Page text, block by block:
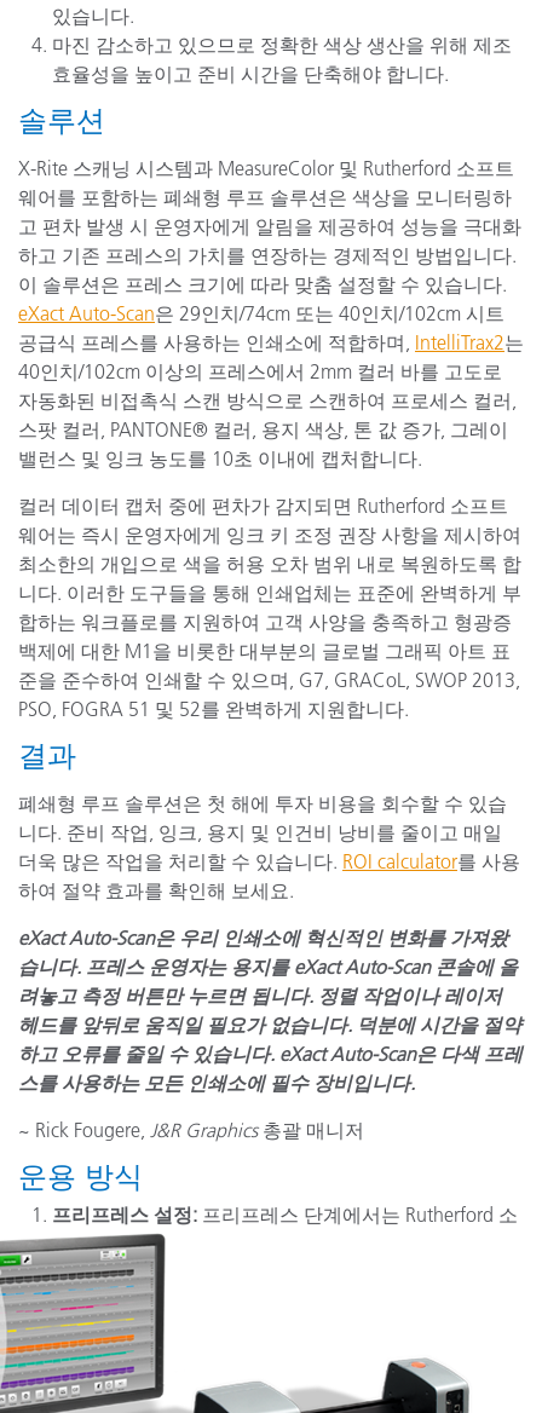
있습니다.
마진 감소하고 있으므로 정확한 색상 생산을 위해 제조
효율성을 높이고 준비 시간을 단축해야 합니다.
솔루션
X-Rite 스캐닝 시스템과 MeasureColor 및 Rutherford 소프트
웨어를 포함하는 폐쇄형 루프 솔루션은 색상을 모니터링하
고 편차 발생 시 운영자에게 알림을 제공하여 성능을 극대화
하고 기존 프레스의 가치를 연장하는 경제적인 방법입니다.
이 솔루션은 프레스 크기에 따라 맞춤 설정할 수 있습니다.
eXact Auto-Scan은 29인치/74cm 또는 40인치/102cm 시트
공급식 프레스를 사용하는 인쇄소에 적합하며, IntelliTrax2는
40인치/102cm 이상의 프레스에서 2mm 컬러 바를 고도로
자동화된 비접촉식 스캔 방식으로 스캔하여 프로세스 컬러,
스팟 컬러, PANTONE® 컬러, 용지 색상, 톤 값 증가, 그레이
밸런스 및 잉크 농도를 10초 이내에 캡처합니다.
컬러 데이터 캡처 중에 편차가 감지되면 Rutherford 소프트
웨어는 즉시 운영자에게 잉크 키 조정 권장 사항을 제시하여
최소한의 개입으로 색을 허용 오차 범위 내로 복원하도록 합
니다. 이러한 도구들을 통해 인쇄업체는 표준에 완벽하게 부
합하는 워크플로를 지원하여 고객 사양을 충족하고 형광증
백제에 대한 M1을 비롯한 대부분의 글로벌 그래픽 아트 표
준을 준수하여 인쇄할 수 있으며, G7, GRACoL, SWOP 2013,
PSO, FOGRA 51 및 52를 완벽하게 지원합니다.
결과
폐쇄형 루프 솔루션은 첫 해에 투자 비용을 회수할 수 있습
니다. 준비 작업, 잉크, 용지 및 인건비 낭비를 줄이고 매일
더욱 많은 작업을 처리할 수 있습니다. ROI calculator를 사용
하여 절약 효과를 확인해 보세요.
eXact Auto-Scan은 우리 인쇄소에 혁신적인 변화를 가져왔
습니다. 프레스 운영자는 용지를 eXact Auto-Scan 콘솔에 올
려놓고 측정 버튼만 누르면 됩니다. 정렬 작업이나 레이저
헤드를 앞뒤로 움직일 필요가 없습니다. 덕분에 시간을 절약
하고 오류를 줄일 수 있습니다. eXact Auto-Scan은 다색 프레
스를 사용하는 모든 인쇄소에 필수 장비입니다.
~ Rick Fougere, J&R Graphics총괄 매니저
운용 방식
프리프레스 설정: 프리프레스 단계에서는 Rutherford 소